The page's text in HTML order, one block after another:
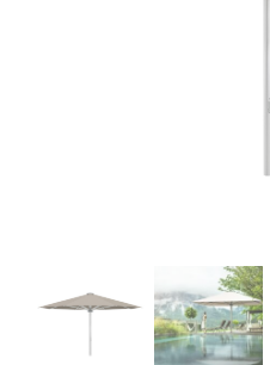
Balkonklemmen